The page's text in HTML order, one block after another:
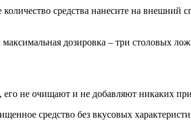
средства нанесите на
дозировка – три столовых
не очищают и не добавляют никаких
средство без вкусовых